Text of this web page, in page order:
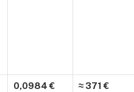
0,0984 € ≈ 371 €